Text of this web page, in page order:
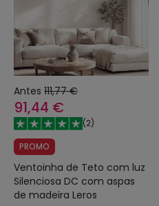
Antes 111,77 €
91,44 €
(2)
PROMO
Ventoinha de Teto com luz
Silenciosa DC com aspas
de madeira Leros